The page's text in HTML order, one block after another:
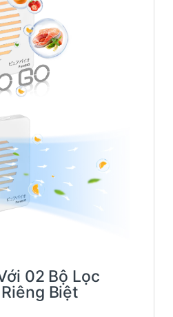
02 Bộ Lọc
Biệt